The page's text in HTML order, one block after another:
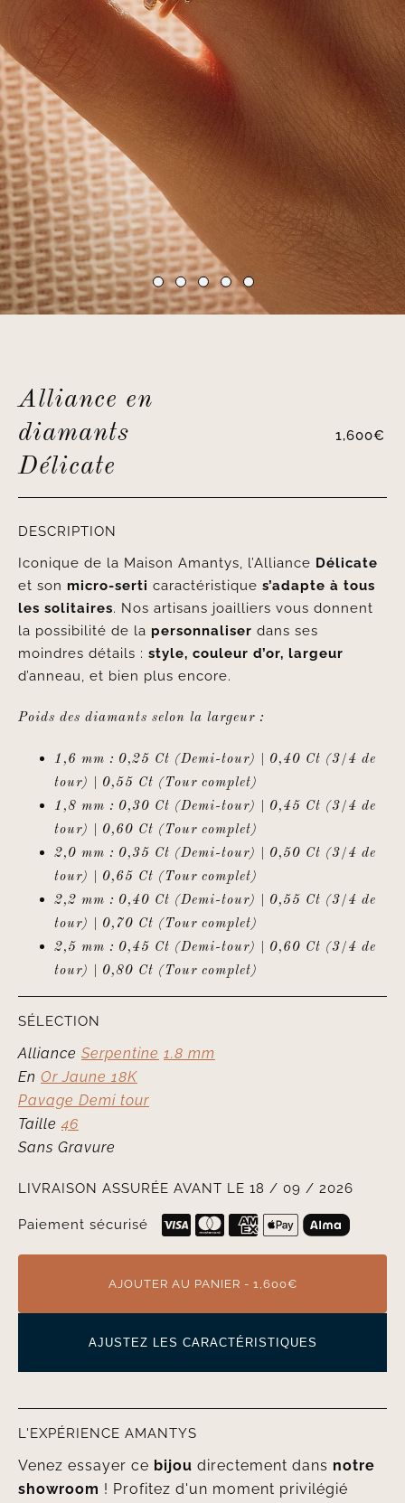
Alliance en
diamants
Délicate
1,600€
DESCRIPTION
Iconique de la Maison Amantys, l’Alliance Délicate
et son micro-serti caractéristique s’adapte à tous
les solitaires. Nos artisans joailliers vous donnent
la possibilité de la personnaliser dans ses
moindres détails : style, couleur d’or, largeur
d’anneau, et bien plus encore.
Poids des diamants selon la largeur :
1,6 mm : 0,25 Ct (Demi-tour) | 0,40 Ct (3/4 de
tour) | 0,55 Ct (Tour complet)
1,8 mm : 0,30 Ct (Demi-tour) | 0,45 Ct (3/4 de
tour) | 0,60 Ct (Tour complet)
2,0 mm : 0,35 Ct (Demi-tour) | 0,50 Ct (3/4 de
tour) | 0,65 Ct (Tour complet)
2,2 mm : 0,40 Ct (Demi-tour) | 0,55 Ct (3/4 de
tour) | 0,70 Ct (Tour complet)
2,5 mm : 0,45 Ct (Demi-tour) | 0,60 Ct (3/4 de
tour) | 0,80 Ct (Tour complet)
SÉLECTION
Alliance Serpentine 1.8 mm
En Or Jaune 18K
Pavage Demi tour
Taille46
Sans Gravure
LIVRAISON ASSURÉE AVANT LE 18 / 09 / 2026
Paiement sécurisé
AJOUTER AU PANIER - 1,600€
AJUSTEZ LES CARACTÉRISTIQUES
L'EXPÉRIENCE AMANTYS
Venez essayer ce bijou directement dans notre
showroom ! Profitez d'un moment privilégié